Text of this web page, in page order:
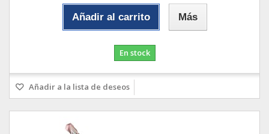
Añadir al carrito Más
En stock
Añadir a la lista de deseos